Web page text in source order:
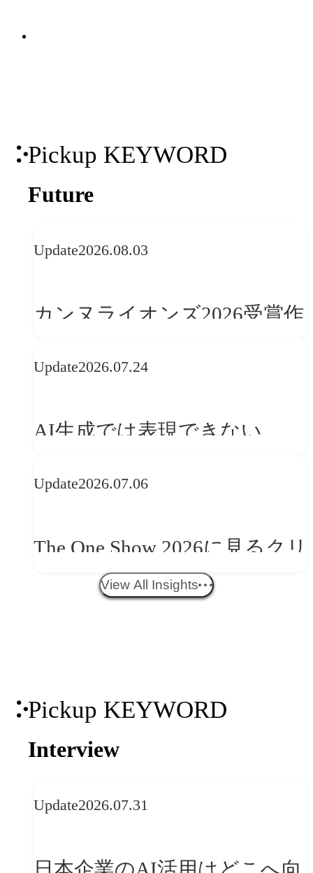
Pickup KEYWORD
Future
Update2026.08.03
カンヌライオンズ2026受賞作
──「優れたブランド体験」
か
Update2026.07.24
AI生成では表現できない
望
Update2026.07.06
The One Show 2026に見るクリ
エイティブトレンド──社会
View All Insights
Pickup KEYWORD
Interview
Update2026.07.31